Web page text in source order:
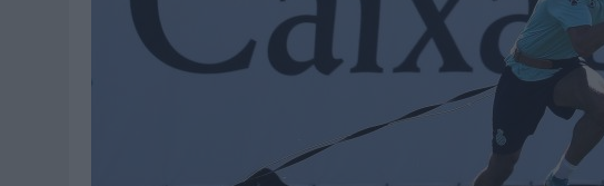
06/08/2026
LA IA ESTÁ SUBIENDO EL LISTÓN DE LA CREATIVIDAD
05/08/2026
| BEON WORLDWIDE LANZA RAÍZ URBANA PARA TRANSFORMAR EL
FABRA COMUNICACIÓN INCORPORA A CASONÁ Y ASUME LA GESTIÓN DE
LOPESAN HOTELS & RESORTS ACERCA EL PARAÍSO CANARIO EN SU ÚLTIMA
LUIS ARQUILLOS (BURGO DE ARIAS): “LA CONSTRUCCIÓN DE MARCA A